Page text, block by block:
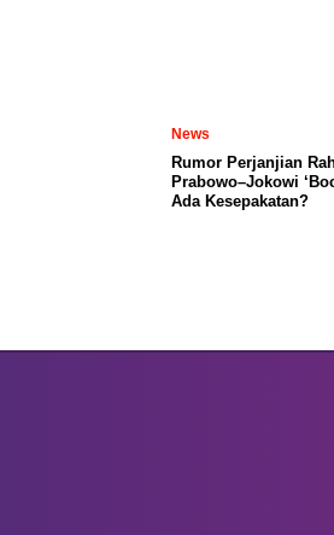
News
Rumor Perjanjian
Prabowo–Jokowi
Ada Kesepakatan?